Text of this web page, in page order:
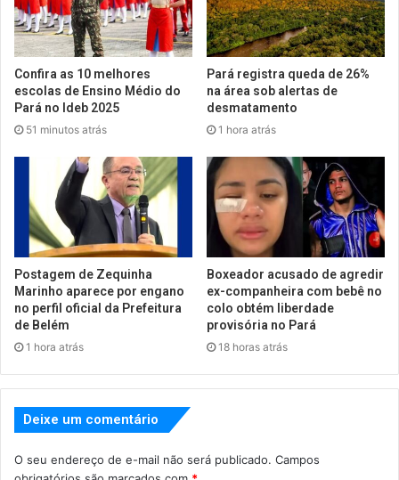
Confira as 10 melhores
escolas de Ensino Médio do
Pará no Ideb 2025
51 minutos atrás
Pará registra queda de 26%
na área sob alertas de
desmatamento
1 hora atrás
Postagem de Zequinha
Marinho aparece por engano
no perfil oficial da Prefeitura
de Belém
1 hora atrás
Boxeador acusado de agredir
ex-companheira com bebê no
colo obtém liberdade
provisória no Pará
18 horas atrás
Deixe um comentário
O seu endereço de e-mail não será publicado. Campos